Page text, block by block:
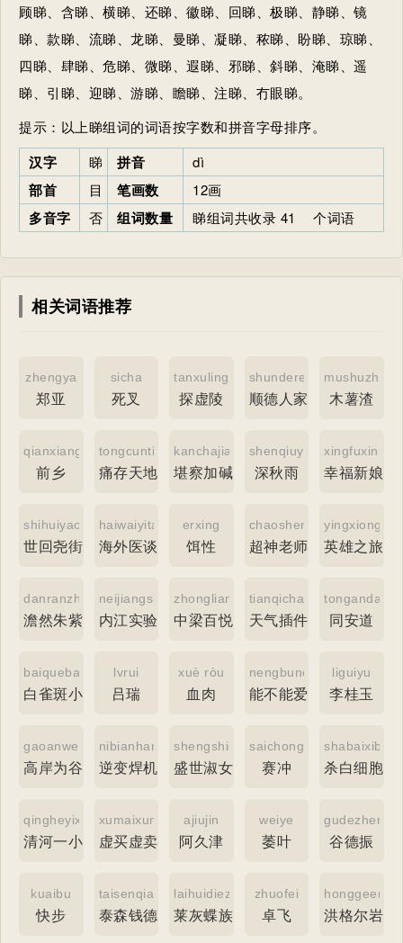
顾睇、含睇、横睇、还睇、徽睇、回睇、极睇、静睇、镜
睇、款睇、流睇、龙睇、曼睇、凝睇、秾睇、盼睇、琼睇、
四睇、肆睇、危睇、微睇、遐睇、邪睇、斜睇、淹睇、遥
睇、引睇、迎睇、游睇、瞻睇、注睇、冇眼睇。
提示：以上睇组词的词语按字数和拼音字母排序。
汉字 睇 拼音 dì
部首 目 笔画数 12画
多音字 否 组词数量 睇组词共收录 41 个词语
相关词语推荐
zhengya
郑亚
sicha
死叉
tanxuling
探虚陵
shunderenjia
顺德人家
mushuzha
木薯渣
qianxiang
前乡
tongcuntiandi
痛存天地
kanchajiajianmao
堪察加碱茅
shenqiuyu
深秋雨 幸福新娘
shihuiyaojiedao
世回尧街道
haiwaiyitan
海外医谈
erxing
饵性
chaoshenlaoshi
超神老师 英雄之旅
danranzhuzi
澹然朱紫
neijiangshiyanxiaoxue
内江实验小学
zhongliangbaiyuecheng
中梁百悦城
tianqichajian
天气插件
tongandao
同安道
baiquebanxiaohuidie
白雀斑小灰蝶
lvrui
吕瑞
xuè ròu
血肉
nengbunengaini
能不能爱你
liguiyu
李桂玉
gaoanweigu
高岸为谷
nibianhanji
逆变焊机
shengshishunv
盛世淑女
saichong
赛冲 杀白细胞素
qingheyixiao
清河一小
xumaixumai
虚买虚卖
ajiujin
阿久津
weiye
萎叶
gudezhen
谷德振
kuaibu
快步
taisenqiandele
泰森钱德勒
laihuidiezu
莱灰蝶族
zhuofei
卓飞 洪格尔岩画